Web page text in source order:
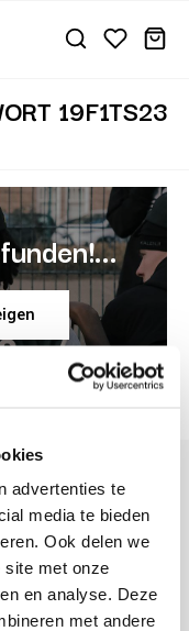
advertenties te
media te bieden
Ook delen we
site met onze
en analyse. Deze
met andere
19F1TS23